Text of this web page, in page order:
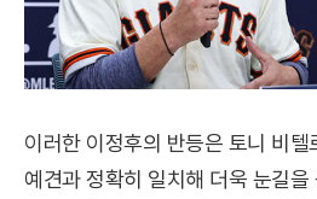
이러한 이정후의 반등은 토니 비텔
예견과 정확히 일치해 더욱 눈길을